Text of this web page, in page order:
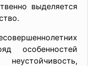
выделяется
особенностей